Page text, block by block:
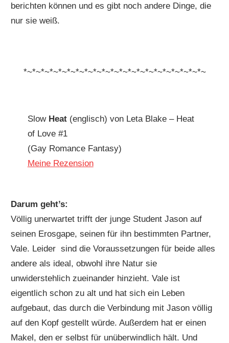
berichten können und es gibt noch andere Dinge, die
nur sie weiß.
*~*~*~*~*~*~*~*~*~*~*~*~*~*~*~*~*~*~*~*~*~
Slow Heat (englisch) von Leta Blake – Heat
of Love #1
(Gay Romance Fantasy)
Meine Rezension
Darum geht’s:
Völlig unerwartet trifft der junge Student Jason auf
seinen Erosgape, seinen für ihn bestimmten Partner,
Vale. Leider sind die Voraussetzungen für beide alles
andere als ideal, obwohl ihre Natur sie
unwiderstehlich zueinander hinzieht. Vale ist
eigentlich schon zu alt und hat sich ein Leben
aufgebaut, das durch die Verbindung mit Jason völlig
auf den Kopf gestellt würde. Außerdem hat er einen
Makel, den er selbst für unüberwindlich hält. Und